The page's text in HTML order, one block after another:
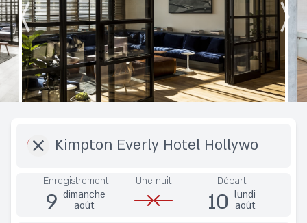
Enregistrement
9 dimanche
août
Une nuit Départ
10 lundi
août